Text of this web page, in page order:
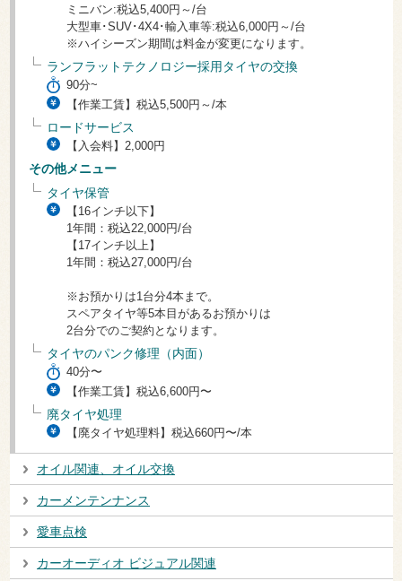
ミニバン:税込5,400円～/台
大型車･SUV･4X4･輸入車等:税込6,000円～/台
※ハイシーズン期間は料金が変更になります。
ランフラットテクノロジー採用タイヤの交換
90分~
【作業工賃】税込5,500円～/本
ロードサービス
【入会料】2,000円
その他メニュー
タイヤ保管
【16インチ以下】
1年間：税込22,000円/台
【17インチ以上】
1年間：税込27,000円/台
※お預かりは1台分4本まで。
スペアタイヤ等5本目があるお預かりは
2台分でのご契約となります。
タイヤのパンク修理（内面）
40分〜
【作業工賃】税込6,600円〜
廃タイヤ処理
【廃タイヤ処理料】税込660円〜/本
オイル関連、オイル交換
カーメンテンナンス
愛車点検
カーオーディオ ビジュアル関連